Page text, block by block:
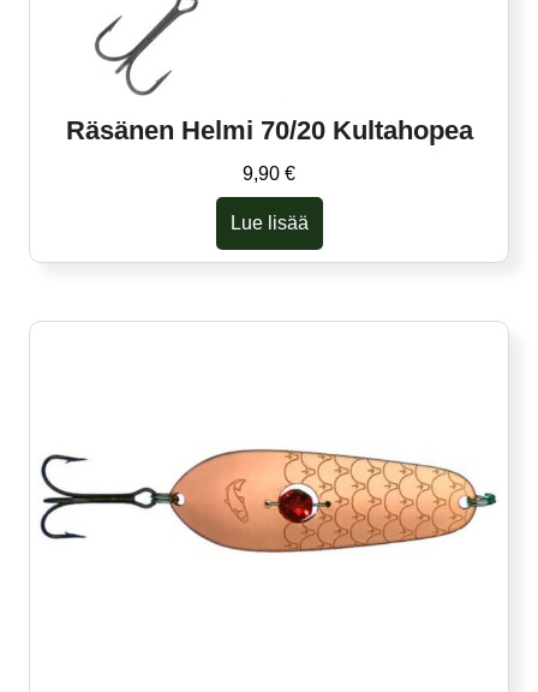
Räsänen Helmi 70/20 Kultahopea
9,90 €
Lue lisää